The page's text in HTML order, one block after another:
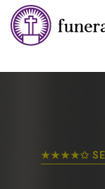
★★★★✩